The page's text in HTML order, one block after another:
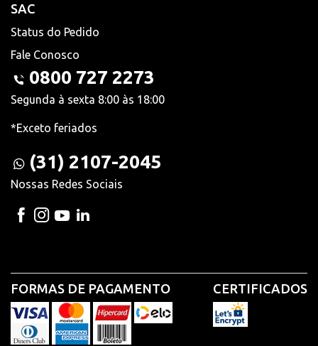
SAC
Status do Pedido
Fale Conosco
0800 727 2273
Segunda à sexta 8:00 às 18:00
*Exceto feriados
(31) 2107-2045
Nossas Redes Sociais
FORMAS DE PAGAMENTO CERTIFICADOS